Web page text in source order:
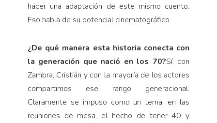
hacer una adaptación de este mismo cuento.
Eso habla de su potencial cinematográfico.
¿De qué manera esta historia conecta con
la generación que nació en los 70?Sí, con
Zambra, Cristián y con la mayoría de los actores
compartimos ese rango generacional.
Claramente se impuso como un tema, en las
reuniones de mesa, el hecho de tener 40 y